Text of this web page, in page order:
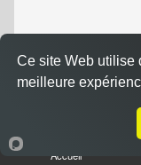
Menu sandwich
Accueil
Ce site Web utilise
meilleure